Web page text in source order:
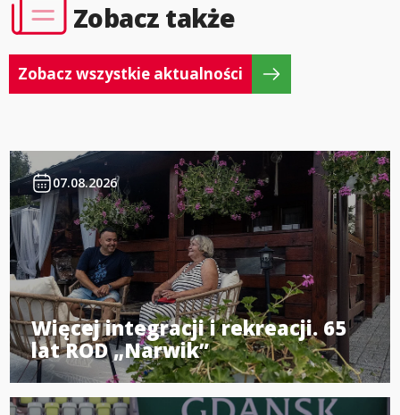
Zobacz także
Zobacz wszystkie aktualności
07.08.2026
Więcej integracji i rekreacji. 65
lat ROD „Narwik”